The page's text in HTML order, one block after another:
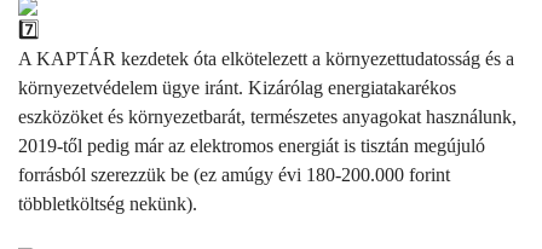
A KAPTÁR kezdetek óta elkötelezett a környezettudatosság és a
környezetvédelem ügye iránt. Kizárólag energiatakarékos
eszközöket és környezetbarát, természetes anyagokat használunk,
2019-től pedig már az elektromos energiát is tisztán megújuló
forrásból szerezzük be (ez amúgy évi 180-200.000 forint
többletköltség nekünk).